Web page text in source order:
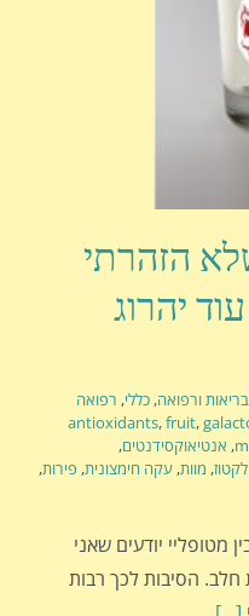
שלא הזהרתי
יהרוג
בריאות ורפואה, כללי, רפואה
antioxidants,fruit,
, אנטיאוקסידנטים,
לקטוז, מוות, עקה חימצונית, פירות,
מטופליי יודעים שאני
חלב. הסיבות לכך רבות